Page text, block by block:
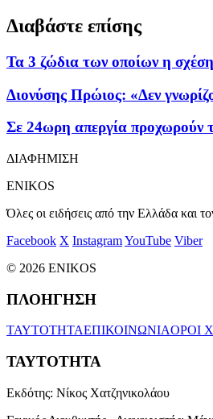
Διαβάστε επίσης
Τα 3 ζώδια των οποίων η
Διονύσης Πρώιος: «Δεν
Σε 24ωρη απεργία προχωρούν
ΔΙΑΦΗΜΙΣΗ
ENIKOS
Όλες οι ειδήσεις από την Ελλάδα και
Facebook X InstagramYouTube Viber
© 2026 ENIKOS
ΠΛΟΗΓΗΣΗ
ΤΑΥΤΟΤΗΤΑΕΠΙΚΟΙΝΩΝΙΑΟΡΟΙ
ΤΑΥΤΟΤΗΤΑ
Εκδότης: Νίκος Χατζηνικολάου